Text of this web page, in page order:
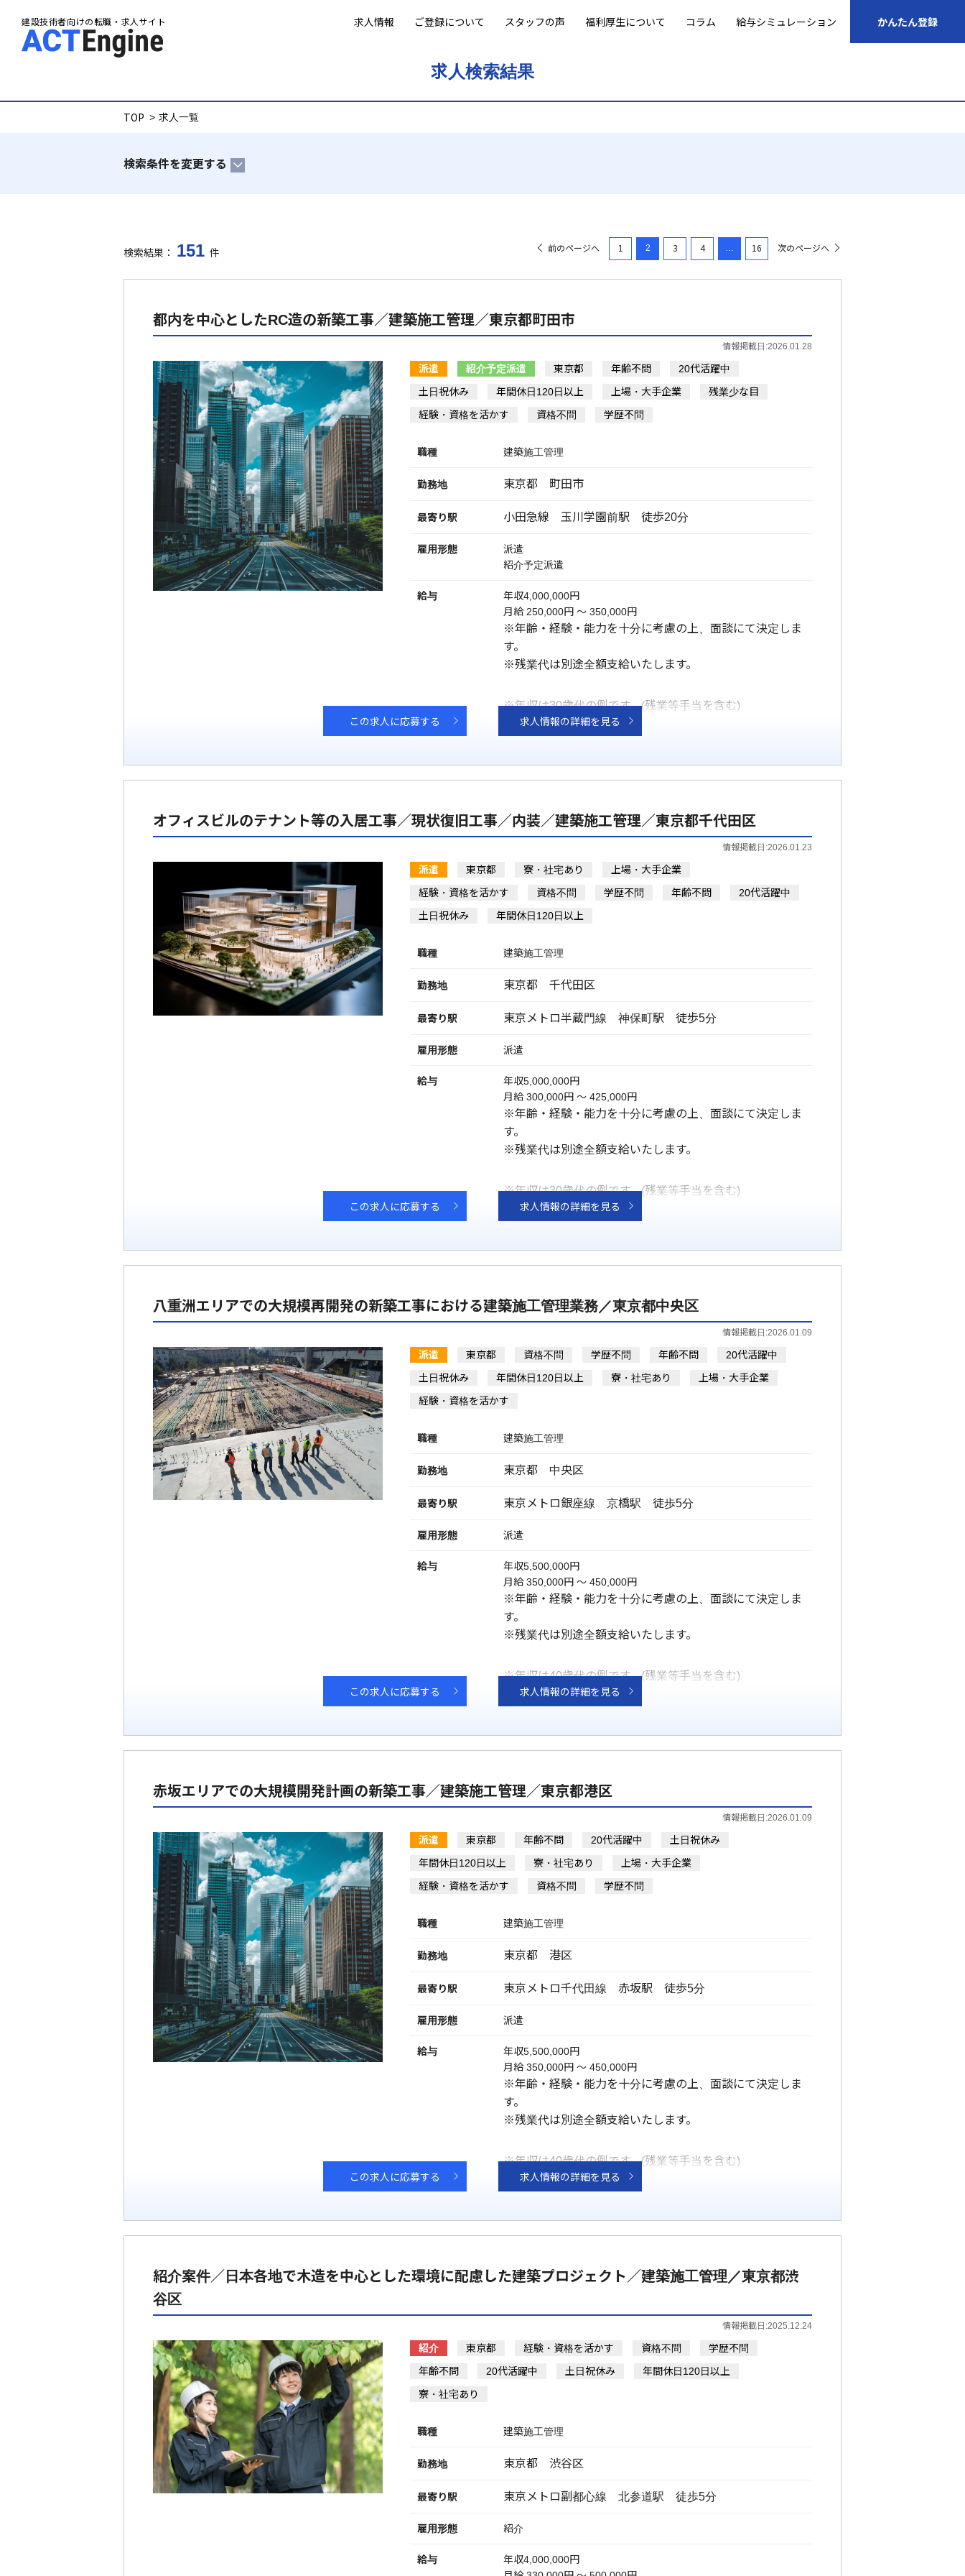
建設技術者向けの転職・求人サイト 求人情報 ご登録について スタッフの声 福利厚生について コラム 給与シミュレーション かんたん登録
求人検索結果
TOP 求人一覧
検索条件を変更する
検索結果： 151 件 前のページへ 1 2 3 4 … 16 次のページへ
都内を中心としたRC造の新築工事／建築施工管理／東京都町田市
情報掲載日:2026.01.28
派遣 紹介予定派遣 東京都 年齢不問
20代活躍中
土日祝休み
年間休日120日以上 上場・大手企業
残業少な目
経験・資格を活かす
資格不問 学歴不問
職種 建築施工管理
勤務地 東京都 町田市
最寄り駅 小田急線 玉川学園前駅 徒歩20分
雇用形態
派遣
紹介予定派遣
給与
年収4,000,000円
月給 250,000円 〜 350,000円
※年齢・経験・能力を十分に考慮の上、面談にて決定しま
す。
※残業代は別途全額支給いたします。
※年収は30歳代の例です。(残業等手当を含む)
この求人に応募する 求人情報の詳細を見る
オフィスビルのテナント等の入居工事／現状復旧工事／内装／建築施工管理／東京都千代田区
情報掲載日:2026.01.23
派遣 東京都 寮・社宅あり
上場・大手企業
経験・資格を活かす
資格不問 学歴不問 年齢不問
20代活躍中
土日祝休み
年間休日120日以上
職種 建築施工管理
勤務地 東京都 千代田区
最寄り駅 東京メトロ半蔵門線 神保町駅 徒歩5分
雇用形態 派遣
給与
年収5,000,000円
月給 300,000円 〜 425,000円
※年齢・経験・能力を十分に考慮の上、面談にて決定しま
す。
※残業代は別途全額支給いたします。
※年収は30歳代の例です。(残業等手当を含む)
この求人に応募する 求人情報の詳細を見る
八重洲エリアでの大規模再開発の新築工事における建築施工管理業務／東京都中央区
情報掲載日:2026.01.09
派遣 東京都 資格不問 学歴不問 年齢不問
20代活躍中
土日祝休み
年間休日120日以上 寮・社宅あり
上場・大手企業
経験・資格を活かす
職種 建築施工管理
勤務地 東京都 中央区
最寄り駅 東京メトロ銀座線 京橋駅 徒歩5分
雇用形態 派遣
給与
年収5,500,000円
月給 350,000円 〜 450,000円
※年齢・経験・能力を十分に考慮の上、面談にて決定しま
す。
※残業代は別途全額支給いたします。
※年収は40歳代の例です。(残業等手当を含む)
この求人に応募する 求人情報の詳細を見る
赤坂エリアでの大規模開発計画の新築工事／建築施工管理／東京都港区
情報掲載日:2026.01.09
派遣 東京都 年齢不問 20代活躍中
土日祝休み
年間休日120日以上
寮・社宅あり
上場・大手企業
経験・資格を活かす
資格不問 学歴不問
職種 建築施工管理
勤務地 東京都 港区
最寄り駅 東京メトロ千代田線 赤坂駅 徒歩5分
雇用形態 派遣
給与
年収5,500,000円
月給 350,000円 〜 450,000円
※年齢・経験・能力を十分に考慮の上、面談にて決定しま
す。
※残業代は別途全額支給いたします。
※年収は40歳代の例です。(残業等手当を含む)
この求人に応募する 求人情報の詳細を見る
紹介案件／日本各地で木造を中心とした環境に配慮した建築プロジェクト／建築施工管理／東京都渋
谷区
情報掲載日:2025.12.24
紹介 東京都 経験・資格を活かす 資格不問
学歴不問
年齢不問
20代活躍中 土日祝休み
年間休日120日以上
寮・社宅あり
職種 建築施工管理
勤務地 東京都 渋谷区
最寄り駅 東京メトロ副都心線 北参道駅 徒歩5分
雇用形態 紹介
給与
年収4,000,000円
建設技術者向けの転職・求人サイト
スタッフの声
お問い合わせ